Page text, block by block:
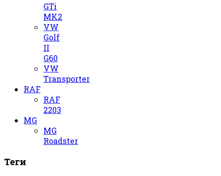
GTi
MK2
VW
Golf
II
G60
VW
Transporter
RAF
RAF
2203
MG
MG
Roadster
Теги